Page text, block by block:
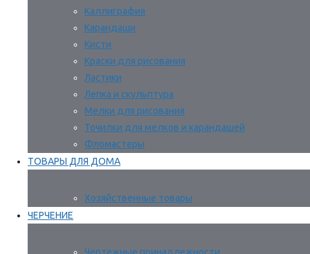
Каллиграфия
Карандаши
Кисти
Краски для рисования
Ластики
Лепка и скульптура
Мелки для рисования
Точилки для мелков и карандашей
Фломастеры
ТОВАРЫ ДЛЯ ДОМА
Хозяйственные товары
ЧЕРЧЕНИЕ